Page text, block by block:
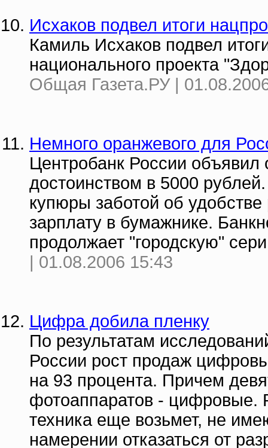
Исхаков подвел итоги
Камиль Исхаков подвел
национального проекта
Общая Газета.РУ |
Немного оранжевого для
Центробанк России объявил
достоинством в 5000
купюры заботой об
зарплату в бумажнике.
продолжает "городскую"
| 01.08.2006 15:43
Цифра добила пленку
По результатам
России рост продаж
на 93 процента. Причем
фотоаппаратов - цифровые.
техника еще возьмет, не
намерении отказаться от